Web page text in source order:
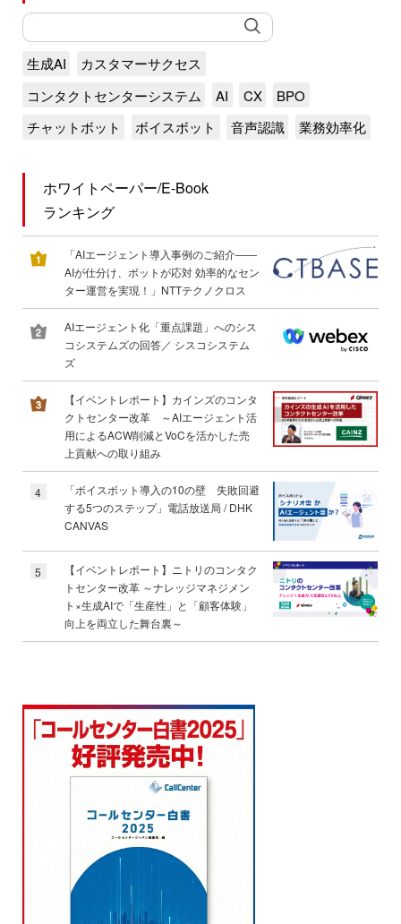
生成AI
カスタマーサクセス
コンタクトセンターシステム
AI CX
BPO
チャットボット
ボイスボット 音声認識 業務効率化
ホワイトペーパー/E-Book
ランキング
「AIエージェント導入事例のご紹介――
AIが仕分け、ボットが応対 効率的なセン
ター運営を実現！」NTTテクノクロス
AIエージェント化「重点課題」へのシス
コシステムズの回答／ シスコシステム
ズ
【イベントレポート】カインズのコンタ
クトセンター改革 ～AIエージェント活
用によるACW削減とVoCを活かした売
上貢献への取り組み
4
「ボイスボット導入の10の壁 失敗回避
する5つのステップ」電話放送局 / DHK
CANVAS
5
【イベントレポート】ニトリのコンタク
トセンター改革 ～ナレッジマネジメン
ト×生成AIで「生産性」と「顧客体験」
向上を両立した舞台裏～